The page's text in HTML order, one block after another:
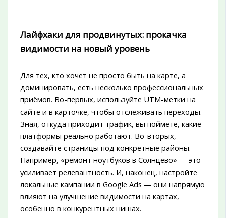
Лайфхаки для продвинутых: прокачка
видимости на новый уровень
Для тех, кто хочет не просто быть на карте, а
доминировать, есть несколько профессиональных
приёмов. Во-первых, используйте UTM-метки на
сайте и в карточке, чтобы отслеживать переходы.
Зная, откуда приходит трафик, вы поймёте, какие
платформы реально работают. Во-вторых,
создавайте страницы под конкретные районы.
Например, «ремонт ноутбуков в Солнцево» — это
усиливает релевантность. И, наконец, настройте
локальные кампании в Google Ads — они напрямую
влияют на улучшение видимости на картах,
особенно в конкурентных нишах.